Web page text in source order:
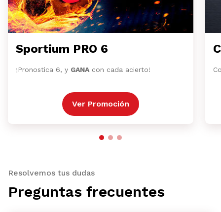
Sportium PRO 6
¡Pronostica 6, y GANA con cada acierto!
Ver Promoción
Resolvemos tus dudas
Preguntas frecuentes